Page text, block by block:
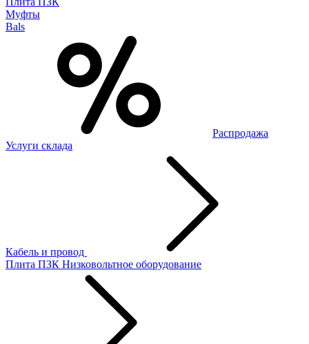
Муфты
Bals
Распродажа
Услуги склада
Кабель и провод
Плита ПЗК Низковольтное оборудование